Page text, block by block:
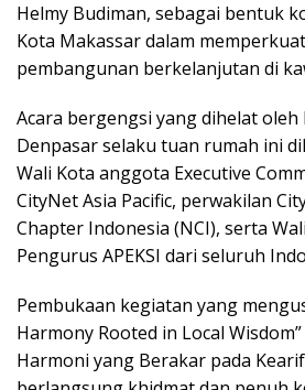
Helmy Budiman, sebagai bentuk
Kota Makassar dalam
pembangunan berkelanjutan di
Acara bergengsi yang dihelat
Denpasar selaku tuan rumah ini
Wali Kota anggota Executive
CityNet Asia Pacific, perwakilan
Chapter Indonesia (NCI), serta
Pengurus APEKSI dari seluruh
Pembukaan kegiatan yang
Harmony Rooted in Local
Harmoni yang Berakar pada